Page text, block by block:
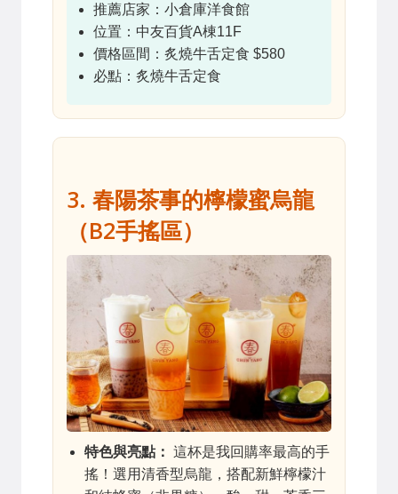
推薦店家：小倉庫洋食館
位置：中友百貨A棟11F
價格區間：炙燒牛舌定食 $580
必點：炙燒牛舌定食
3. 春陽茶事的檸檬蜜烏龍
（B2手搖區）
特色與亮點： 這杯是我回購率最高的手
搖！選用清香型烏龍，搭配新鮮檸檬汁